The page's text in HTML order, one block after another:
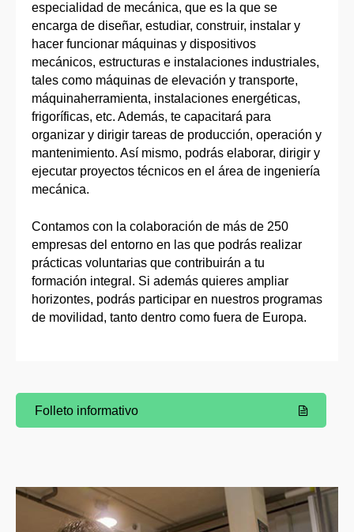
especialidad de mecánica, que es la que se
encarga de diseñar, estudiar, construir, instalar y
hacer funcionar máquinas y dispositivos
mecánicos, estructuras e instalaciones industriales,
tales como máquinas de elevación y transporte,
máquinaherramienta, instalaciones energéticas,
frigoríficas, etc. Además, te capacitará para
organizar y dirigir tareas de producción, operación y
mantenimiento. Así mismo, podrás elaborar, dirigir y
ejecutar proyectos técnicos en el área de ingeniería
mecánica.
Contamos con la colaboración de más de 250
empresas del entorno en las que podrás realizar
prácticas voluntarias que contribuirán a tu
formación integral. Si además quieres ampliar
horizontes, podrás participar en nuestros programas
de movilidad, tanto dentro como fuera de Europa.
(Abre una nueva ventana)
Folleto informativo